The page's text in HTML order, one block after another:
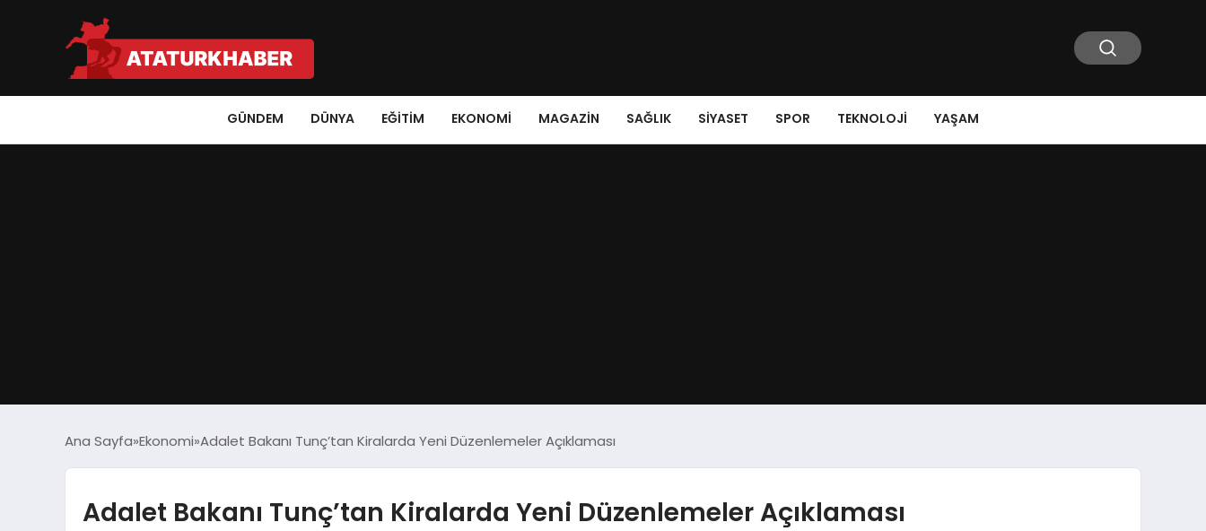
GÜNDEM DÜNYA EĞITIM EKONOMI MAGAZIN SAĞLIK SIYASET SPOR TEKNOLOJI YAŞAM
Ana Sayfa Ekonomi Adalet Bakanı Tunç’tan Kiralarda Yeni Düzenlemeler Açıklaması
Adalet Bakanı Tunç’tan Kiralarda Yeni Düzenlemeler Açıklaması